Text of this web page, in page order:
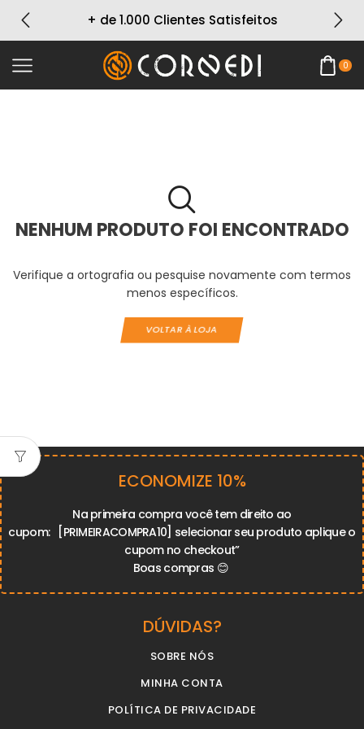
+ de 1.000 Clientes Satisfeitos
0
NENHUM PRODUTO FOI ENCONTRADO
Verifique a ortografia ou pesquise novamente com termos
menos específicos.
VOLTAR À LOJA
DÚVIDAS?
SOBRE NÓS
MINHA CONTA
POLÍTICA DE PRIVACIDADE
ECONOMIZE 10%
Na primeira compra você tem direito ao
cupom:
[PRIMEIRACOMPRA10] selecionar seu produto aplique o
cupom no checkout”
Boas compras 😊